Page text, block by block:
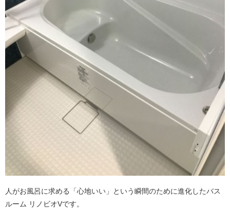
人がお風呂に求める「心地いい」という瞬間のために進化したバス
ルーム リノビオVです。